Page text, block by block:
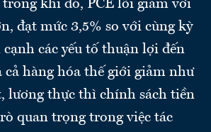
khi đó, PCE lõi giảm với
đạt mức 3,5% so với cùng kỳ
các yếu tố thuận lợi đến
cả hàng hóa thế giới giảm như
lương thực thì chính sách tiền
quan trọng trong việc tác